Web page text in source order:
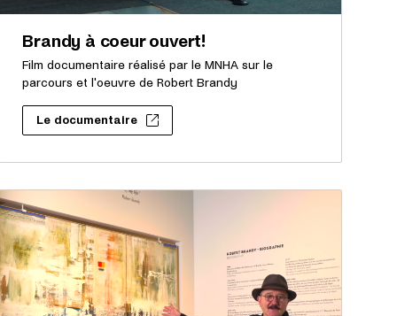
Brandy à coeur ouvert!
Film documentaire réalisé par le MNHA sur le
parcours et l'oeuvre de Robert Brandy
Le documentaire